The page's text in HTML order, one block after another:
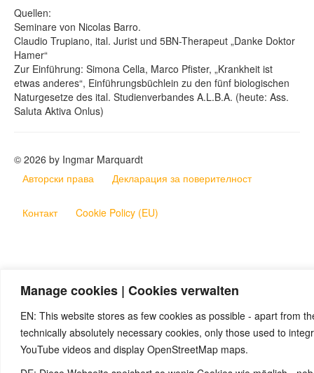
Manage cookies | Cookies verwalten
EN: This website stores as few cookies as possible - apart from
technically absolutely necessary cookies, only those used to
YouTube videos and display OpenStreetMap maps.
Quellen:
Seminare von Nicolas Barro.
Claudio Trupiano, ital. Jurist und 5BN-Therapeut „Danke Doktor
Hamer“
Zur Einführung: Simona Cella, Marco Pfister, „Krankheit ist
etwas anderes“, Einführungsbüchlein zu den fünf biologischen
Naturgesetze des ital. Studienverbandes A.L.B.A. (heute: Ass.
Saluta Aktiva Onlus)
© 2026 by Ingmar Marquardt
Авторски права
Декларация за поверителност
Контакт Cookie Policy (EU)